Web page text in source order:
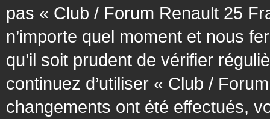
pas « Club / Forum Renault 25
n’importe quel moment et nous
qu’il soit prudent de vérifier
continuez d’utiliser « Club /
changements ont été effectués,